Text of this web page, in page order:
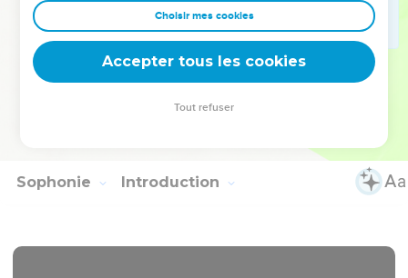
heureux à cause du Dieu qui me sauve.
Le Seigneur Dieu est ma force : il me rend aussi agile que
les biches, il me fait marcher sur les hauteurs.
© Société biblique française – Bibli’O, 1997, avec autorisation. Pour vous procurer
Sophonie Introduction
Choisir mes cookies
Accepter tous les cookies
Tout refuser